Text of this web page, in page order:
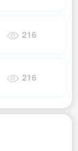
216
216